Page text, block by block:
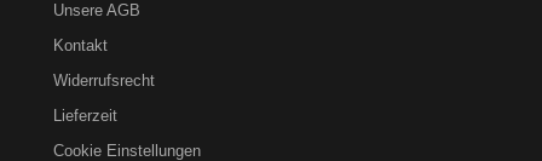
Unsere AGB
Kontakt
Widerrufsrecht
Lieferzeit
Cookie Einstellungen